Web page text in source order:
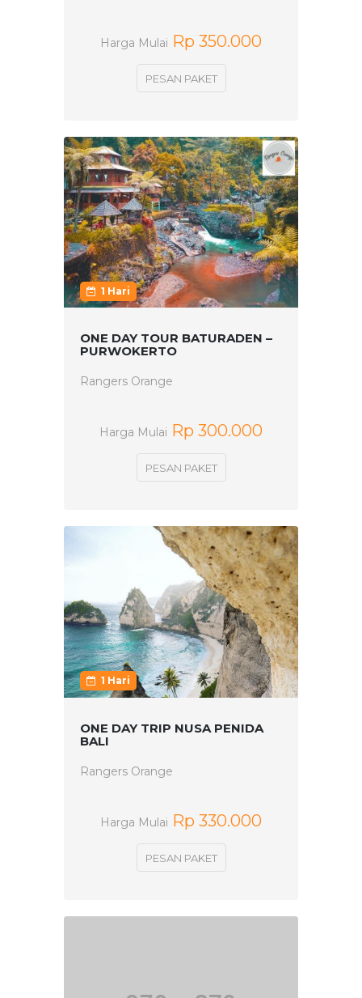
Harga Mulai Rp 350.000
PESAN PAKET
1 Hari
ONE DAY TOUR BATURADEN –
PURWOKERTO
Rangers Orange
Harga Mulai Rp 300.000
PESAN PAKET
1 Hari
ONE DAY TRIP NUSA PENIDA
BALI
Rangers Orange
Harga Mulai Rp 330.000
PESAN PAKET